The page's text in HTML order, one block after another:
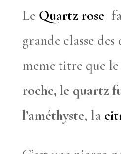
Le Quartz rose
grande classe
meme titre que le
roche, le quartz
l’améthyste, la